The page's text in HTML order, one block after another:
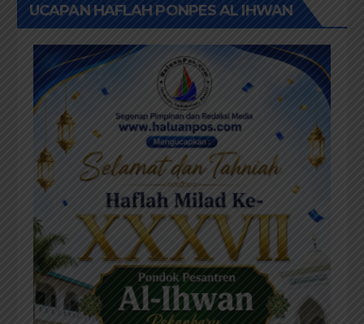
UCAPAN HAFLAH PONPES AL IHWAN